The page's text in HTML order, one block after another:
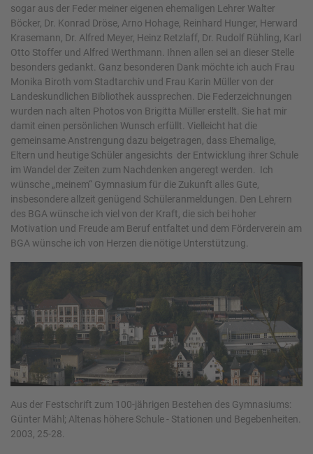
sogar aus der Feder meiner eigenen ehemaligen Lehrer Walter
Böcker, Dr. Konrad Dröse, Arno Hohage, Reinhard Hunger, Herward
Krasemann, Dr. Alfred Meyer, Heinz Retzlaff, Dr. Rudolf Rühling, Karl
Otto Stoffer und Alfred Werthmann. Ihnen allen sei an dieser Stelle
besonders gedankt. Ganz besonderen Dank möchte ich auch Frau
Monika Biroth vom Stadtarchiv und Frau Karin Müller von der
Landeskundlichen Bibliothek aussprechen. Die Federzeichnungen
wurden nach alten Photos von Brigitta Müller erstellt. Sie hat mir
damit einen persönlichen Wunsch erfüllt. Vielleicht hat die
gemeinsame Anstrengung dazu beigetragen, dass Ehemalige,
Eltern und heutige Schüler angesichts der Entwicklung ihrer Schule
im Wandel der Zeiten zum Nachdenken angeregt werden. Ich
wünsche „meinem“ Gymnasium für die Zukunft alles Gute,
insbesondere allzeit genügend Schüleranmeldungen. Den Lehrern
des BGA wünsche ich viel von der Kraft, die sich bei hoher
Motivation und Freude am Beruf entfaltet und dem Förderverein am
BGA wünsche ich von Herzen die nötige Unterstützung.
Aus der Festschrift zum 100-jährigen Bestehen des Gymnasiums:
Günter Mähl; Altenas höhere Schule - Stationen und Begebenheiten.
2003, 25-28.